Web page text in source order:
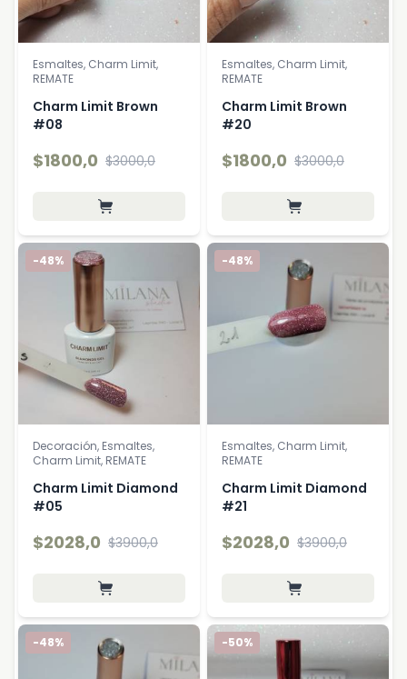
Esmaltes, Charm Limit,
REMATE
Charm Limit Brown
#08
$1800,0 $3000,0
Esmaltes, Charm Limit,
REMATE
Charm Limit Brown
#20
$1800,0 $3000,0
-48%
Decoración, Esmaltes,
Charm Limit, REMATE
Charm Limit Diamond
#05
$2028,0 $3900,0
-48%
Esmaltes, Charm Limit,
REMATE
Charm Limit Diamond
#21
$2028,0 $3900,0
-48% -50%